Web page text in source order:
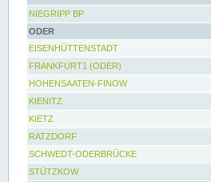
NIEGRIPP BP
ODER
EISENHÜTTENSTADT
FRANKFURT1 (ODER)
HOHENSAATEN-FINOW
KIENITZ
KIETZ
RATZDORF
SCHWEDT-ODERBRÜCKE
STÜTZKOW